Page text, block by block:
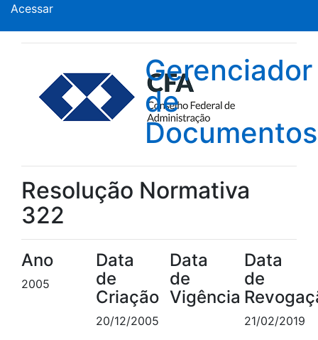
Acessar
Gerenciador
de
Documentos
Resolução Normativa
322
Ano
2005
Data
de
Criação
20/12/2005
Data
de
Vigência
Data
de
21/02/2019